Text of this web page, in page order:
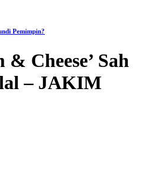
Pemimpin?
Cheese’ Sah
– JAKIM